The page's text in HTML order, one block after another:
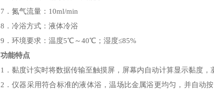
7．氮气流量：10ml/min
8．冷浴方式：液体冷浴
9．环境要求：温度5℃～40℃；湿度≤85%
功能特点
1．黏度计实时将数据传输至触摸屏，屏幕内自动计算显示黏度
2．仪器采用符合标准的液体浴，温场比金属浴更均匀，并自动